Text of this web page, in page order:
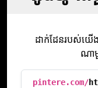
ដាក់ដែនរបស់យើ
ណាមួ
pintere.com/